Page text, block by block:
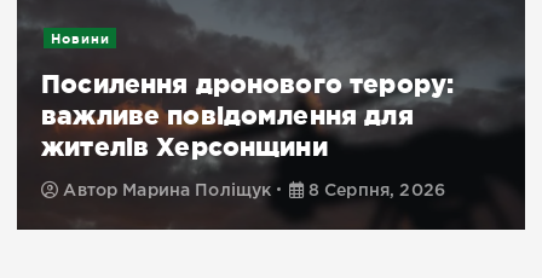
Новини
Посилення дронового терору:
важливе повідомлення для
жителів Херсонщини
Автор Марина Поліщук 8 Серпня, 2026